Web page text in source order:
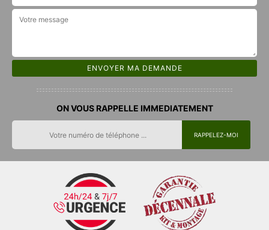
ON VOUS RAPPELLE IMMEDIATEMENT